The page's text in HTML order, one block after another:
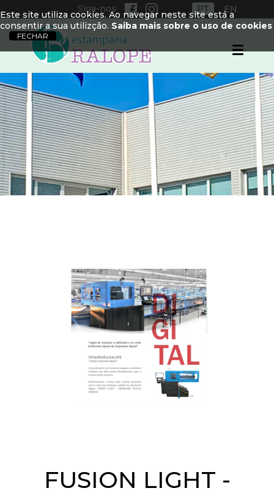
Siga-nos PT EN
FUSION LIGHT -
Este site utiliza cookies. Ao navegar neste site está a
consentir a sua utilizção. Saiba mais sobre o uso de cookies